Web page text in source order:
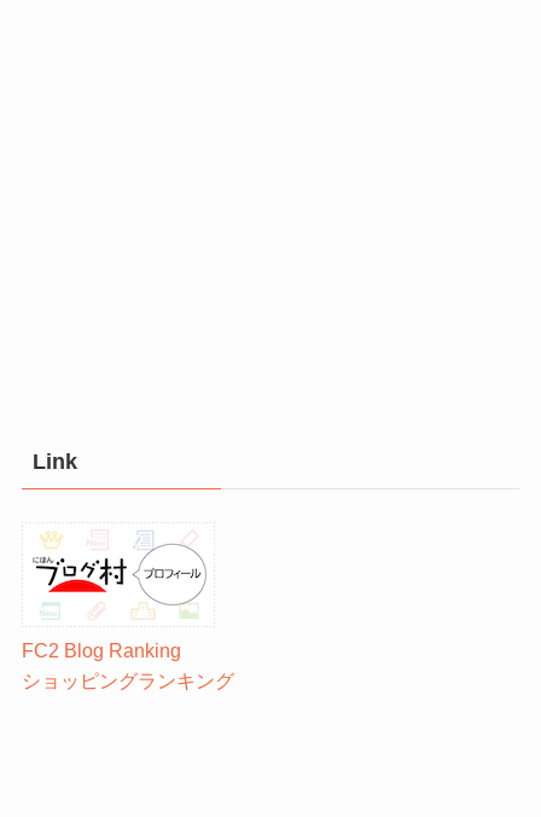
Link
FC2 Blog Ranking
ショッピングランキング